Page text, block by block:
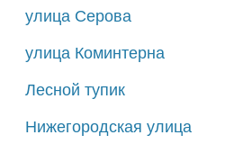
улица Серова
улица Коминтерна
Лесной тупик
Нижегородская улица